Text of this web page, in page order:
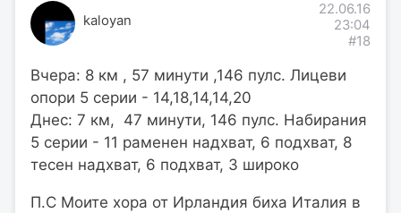
kaloyan
22.06.16
23:04
#18
Вчера: 8 км , 57 минути ,146 пулс. Лицеви
опори 5 серии - 14,18,14,14,20
Днес: 7 км, 47 минути, 146 пулс. Набирания
5 серии - 11 раменен надхват, 6 подхват, 8
тесен надхват, 6 подхват, 3 широко
П.С Моите хора от Ирландия биха Италия в